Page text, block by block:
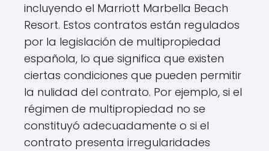
incluyendo el Marriott Marbella Beach
Resort. Estos contratos están regulados
por la legislación de multipropiedad
española, lo que significa que existen
ciertas condiciones que pueden permitir
la nulidad del contrato. Por ejemplo, si el
régimen de multipropiedad no se
constituyó adecuadamente o si el
contrato presenta irregularidades